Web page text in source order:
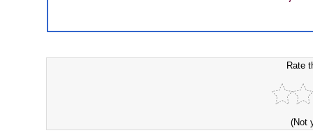
Rate
(Not